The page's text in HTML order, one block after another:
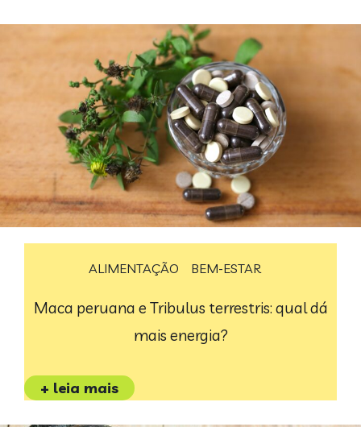
ALIMENTAÇÃO BEM-ESTAR
Maca peruana e Tribulus terrestris: qual dá
mais energia?
+ leia mais